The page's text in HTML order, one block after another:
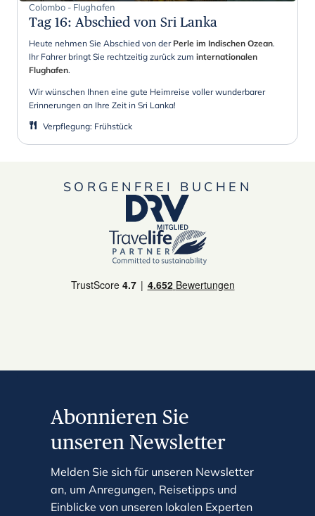
Colombo - Flughafen
Tag 16: Abschied von Sri Lanka
Heute nehmen Sie Abschied von der Perle im Indischen Ozean.
Ihr Fahrer bringt Sie rechtzeitig zurück zum internationalen
Flughafen.
Wir wünschen Ihnen eine gute Heimreise voller wunderbarer
Erinnerungen an Ihre Zeit in Sri Lanka!
Verpflegung: Frühstück
SORGENFREI BUCHEN
Abonnieren Sie
unseren Newsletter
Melden Sie sich für unseren Newsletter
an, um Anregungen, Reisetipps und
Einblicke von unseren lokalen Experten